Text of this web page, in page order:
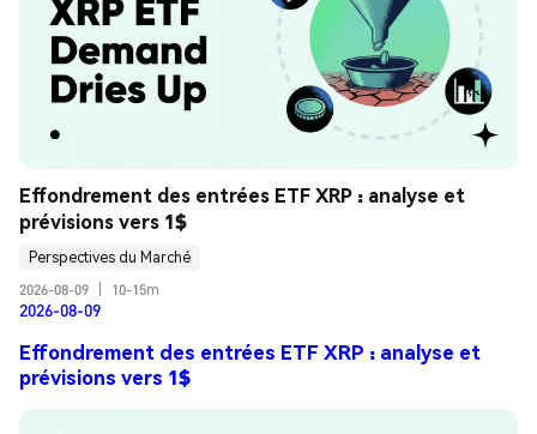
Effondrement des entrées ETF XRP : analyse et
prévisions vers 1$
Perspectives du Marché
2026-08-09
10-15m
2026-08-09
Effondrement des entrées ETF XRP : analyse et
prévisions vers 1$